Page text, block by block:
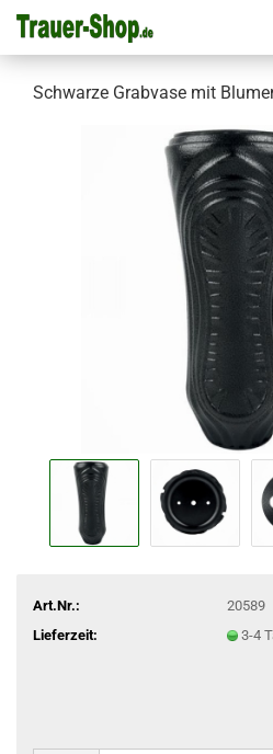
Schwarze Grabvase mit
Art.Nr.:
20589
Lieferzeit:
3-4